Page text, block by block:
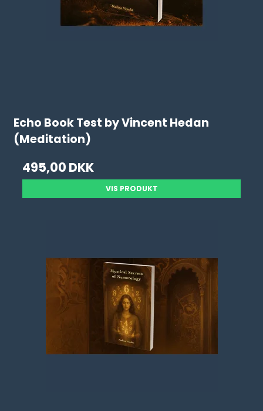
Echo Book Test by Vincent Hedan
(Meditation)
495,00 DKK
VIS PRODUKT